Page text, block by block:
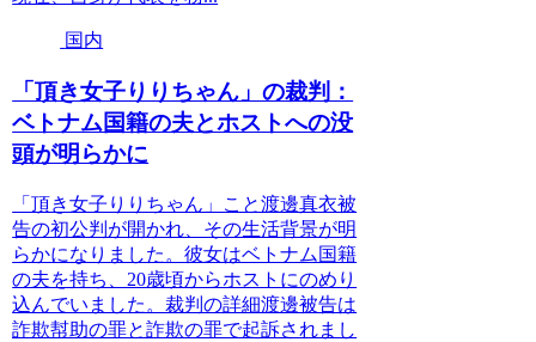
国内
「頂き女子りりちゃん」の裁判：
ベトナム国籍の夫とホストへの没
頭が明らかに
「頂き女子りりちゃん」こと渡邊真衣被
告の初公判が開かれ、その生活背景が明
らかになりました。彼女はベトナム国籍
の夫を持ち、20歳頃からホストにのめり
込んでいました。裁判の詳細渡邊被告は
詐欺幇助の罪と詐欺の罪で起訴されまし